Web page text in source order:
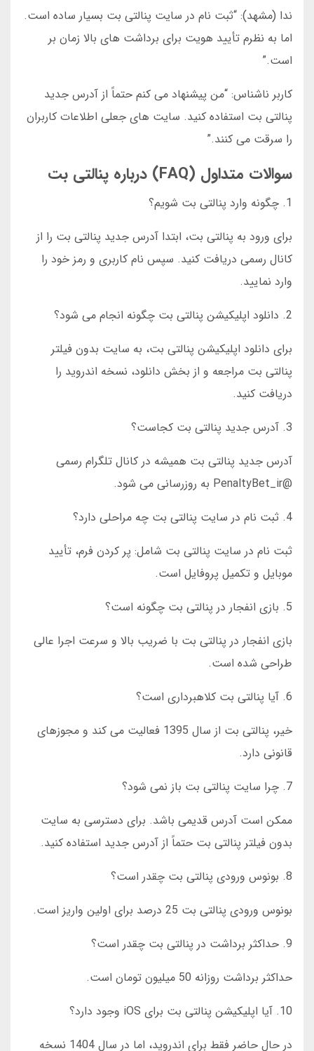
ندا (مشهد): “ثبت نام در سایت پنالتی بت بسیار ساده است.
اما به نظرم تأیید هویت برای برداشت های بالا زمان بر
است.”
کاربر ناشناس: “من پیشنهاد می کنم حتماً از آدرس جدید
پنالتی بت استفاده کنید. سایت های جعلی اطلاعات کاربران
را سرقت می کنند.”
سوالات متداول (FAQ) درباره پنالتی بت
1. چگونه وارد پنالتی بت شویم؟
برای ورود به پنالتی بت، ابتدا آدرس جدید پنالتی بت را از
کانال رسمی دریافت کنید. سپس نام کاربری و رمز خود را
وارد نمایید.
2. دانلود اپلیکیشن پنالتی بت چگونه انجام می شود؟
برای دانلود اپلیکیشن پنالتی بت، به سایت بدون فیلتر
پنالتی بت مراجعه و از بخش دانلود، نسخه اندروید را
دریافت کنید.
3. آدرس جدید پنالتی بت کجاست؟
آدرس جدید پنالتی بت همیشه در کانال تلگرام رسمی
@PenaltyBet_ir به روزرسانی می شود.
4. ثبت نام در سایت پنالتی بت چه مراحلی دارد؟
ثبت نام در سایت پنالتی بت شامل: پر کردن فرم، تأیید
موبایل و تکمیل پروفایل است.
5. بازی انفجار در پنالتی بت چگونه است؟
بازی انفجار در پنالتی بت با ضریب بالا و سرعت اجرا عالی
طراحی شده است.
6. آیا پنالتی بت کلاهبرداری است؟
خیر، پنالتی بت از سال 1395 فعالیت می کند و مجوزهای
قانونی دارد.
7. چرا سایت پنالتی بت باز نمی شود؟
ممکن است آدرس قدیمی باشد. برای دسترسی به سایت
بدون فیلتر پنالتی بت حتماً از آدرس جدید استفاده کنید.
8. بونوس ورودی پنالتی بت چقدر است؟
بونوس ورودی پنالتی بت 25 درصد برای اولین واریز است.
9. حداکثر برداشت در پنالتی بت چقدر است؟
حداکثر برداشت روزانه 50 میلیون تومان است.
10. آیا اپلیکیشن پنالتی بت برای iOS وجود دارد؟
در حال حاضر فقط برای اندروید، اما در سال 1404 نسخه